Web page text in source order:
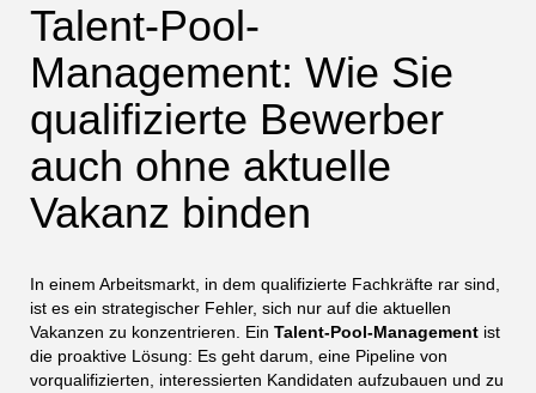
Talent-Pool-
Management: Wie Sie
qualifizierte Bewerber
auch ohne aktuelle
Vakanz binden
In einem Arbeitsmarkt, in dem qualifizierte Fachkräfte rar sind,
ist es ein strategischer Fehler, sich nur auf die aktuellen
Vakanzen zu konzentrieren. Ein Talent-Pool-Management ist
die proaktive Lösung: Es geht darum, eine Pipeline von
vorqualifizierten, interessierten Kandidaten aufzubauen und zu